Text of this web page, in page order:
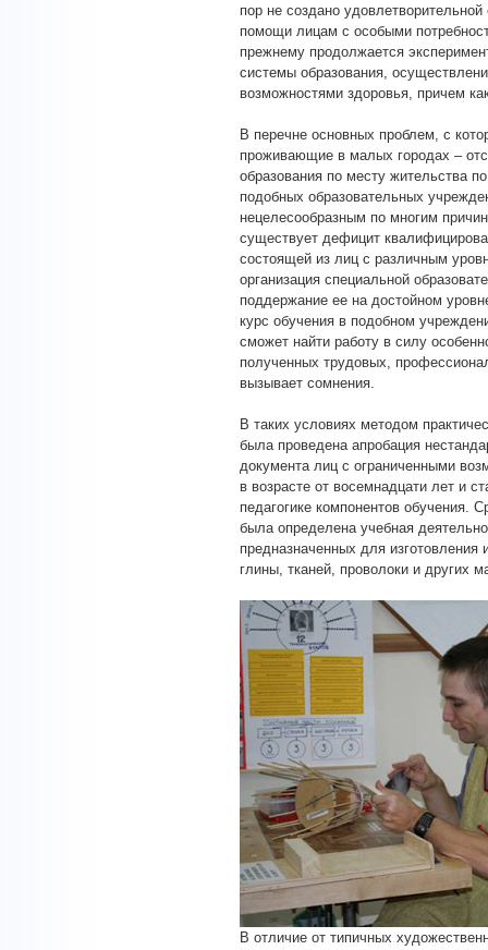
пор не создано
помощи лицам с особыми
прежнему продолжается
системы образования,
возможностями здоровья, причем
В перечне основных проблем, с
проживающие в малых городах –
образования по месту жительства
подобных образовательных
нецелесообразным по многим
существует дефицит
состоящей из лиц с различным
организация специальной
поддержание ее на достойном
курс обучения в подобном
сможет найти работу в силу
полученных трудовых,
вызывает сомнения.
В таких условиях методом
была проведена апробация
документа лиц с ограниченными
в возрасте от восемнадцати лет и
педагогике компонентов обучения.
была определена учебная
предназначенных для
глины, тканей, проволоки и других
В отличие от типичных